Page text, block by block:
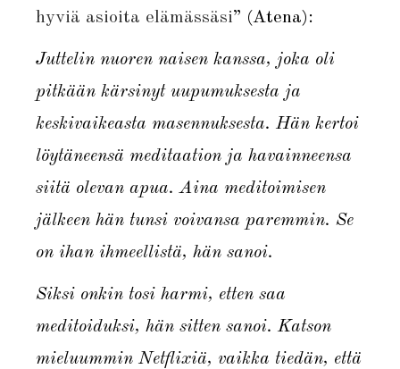
hyviä asioita elämässäsi” (Atena):
Juttelin nuoren naisen kanssa, joka oli
pitkään kärsinyt uupumuksesta ja
keskivaikeasta masennuksesta. Hän kertoi
löytäneensä meditaation ja havainneensa
siitä olevan apua. Aina meditoimisen
jälkeen hän tunsi voivansa paremmin. Se
on ihan ihmeellistä, hän sanoi.
Siksi onkin tosi harmi, etten saa
meditoiduksi, hän sitten sanoi. Katson
mieluummin Netflixiä, vaikka tiedän, että